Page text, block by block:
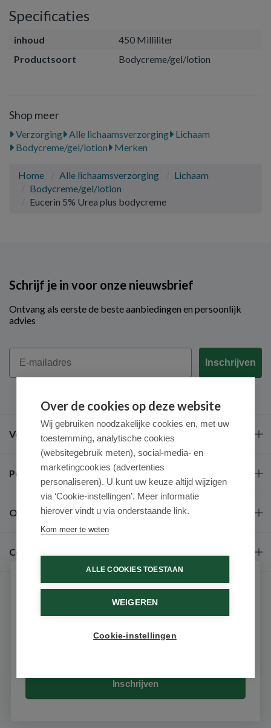
Specificaties
inhoud
450 Milliliter
Productsoort
Bodycreme/gel/lotion
Shop meer
Verzorging Alle lichaamsverzorging
Lichaam
Bodycreme/gel/lotion
Merken
Home Alle lichaamsverzorging
Lichaam
Bodycreme/gel/lotion
Eucerin 5% Urea plus bodycreme
Schrijf je in voor onze nieuwsbrief
Ontvang als eerste de beste aanbiedingen en persoonlijk
advies
Email
Inschrijven
Veel gestelde vragen
Populaire merken
Over ons
Contact
9.6 / 10 (531 beoordelingen)
Over de cookies op deze website
Wij gebruiken noodzakelijke cookies en, met uw
toestemming, analytische cookies
(websitegebruik meten), social-media- en
marketingcookies (advertenties
personaliseren). U kunt uw keuze altijd wijzigen
via ‘Cookie-instellingen’. Meer informatie
hierover vindt u via onderstaande link.
Kom meer te weten
ALLE COOKIES TOESTAAN
WEIGEREN
Cookie-instellingen
Schrijf je in voor onze nieuwsbrief
Ontvang als eerste de beste aanbiedingen en persoonlijk
advies
Inschrijven